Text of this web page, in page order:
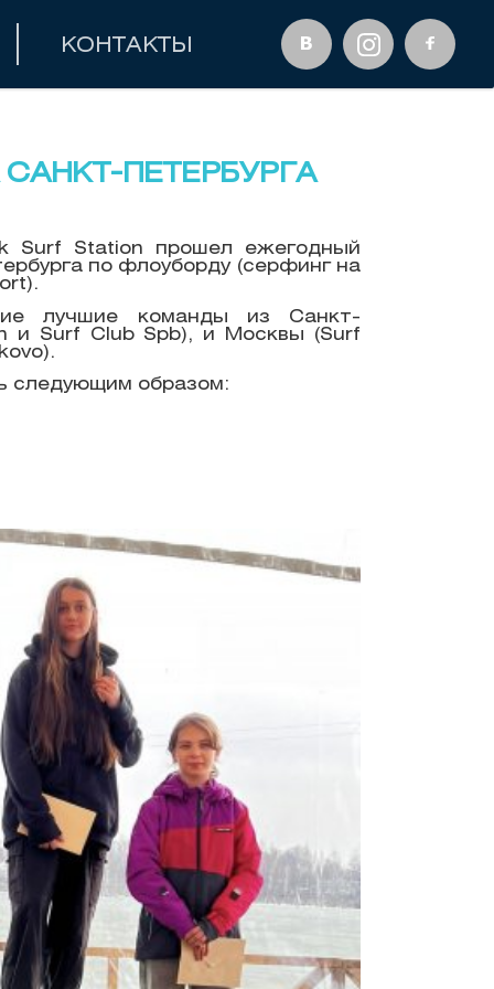
КОНТАКТЫ
ПЕТЕРБУРГА
Surf Station прошел ежегодный
по флоуборду (серфинг на
лучшие команды из Санкт-
и Surf Club Spb), и Москвы (Surf
следующим образом: